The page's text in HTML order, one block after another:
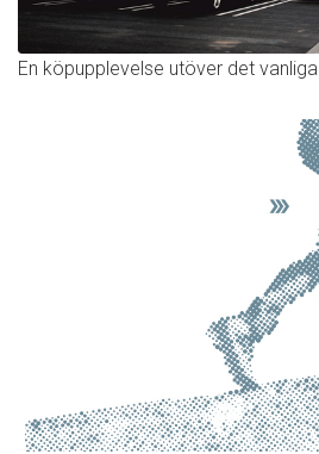
En köpupplevelse utöver det vanliga